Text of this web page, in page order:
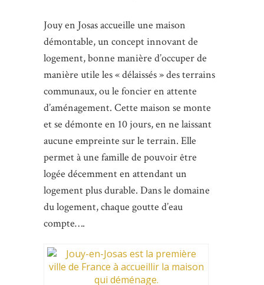
Jouy en Josas accueille une maison
démontable, un concept innovant de
logement, bonne manière d’occuper de
manière utile les « délaissés » des terrains
communaux, ou le foncier en attente
d’aménagement. Cette maison se monte
et se démonte en 10 jours, en ne laissant
aucune empreinte sur le terrain. Elle
permet à une famille de pouvoir être
logée décemment en attendant un
logement plus durable. Dans le domaine
du logement, chaque goutte d’eau
compte….